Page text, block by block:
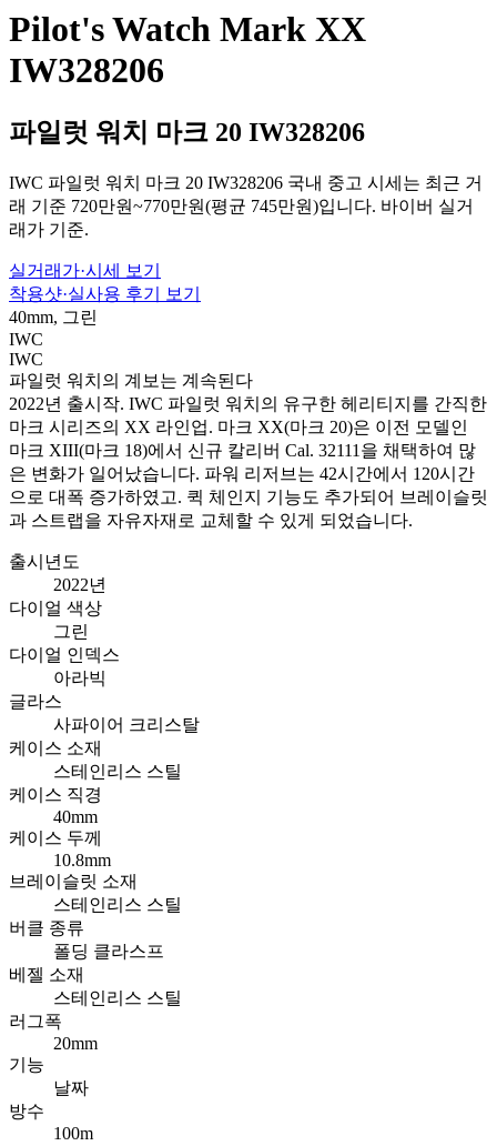
Pilot's Watch Mark XX
IW328206
파일럿 워치 마크 20 IW328206
IWC 파일럿 워치 마크 20 IW328206 국내 중고 시세는 최근 거
래 기준 720만원~770만원(평균 745만원)입니다. 바이버 실거
래가 기준.
실거래가·시세 보기
착용샷·실사용 후기 보기
40mm, 그린
IWC
IWC
파일럿 워치의 계보는 계속된다
2022년 출시작. IWC 파일럿 워치의 유구한 헤리티지를 간직한
마크 시리즈의 XX 라인업. 마크 XX(마크 20)은 이전 모델인
마크 XIII(마크 18)에서 신규 칼리버 Cal. 32111을 채택하여 많
은 변화가 일어났습니다. 파워 리저브는 42시간에서 120시간
으로 대폭 증가하였고. 퀵 체인지 기능도 추가되어 브레이슬릿
과 스트랩을 자유자재로 교체할 수 있게 되었습니다.
출시년도
2022년
다이얼 색상
그린
다이얼 인덱스
아라빅
글라스
사파이어 크리스탈
케이스 소재
스테인리스 스틸
케이스 직경
40mm
케이스 두께
10.8mm
브레이슬릿 소재
스테인리스 스틸
버클 종류
폴딩 클라스프
베젤 소재
스테인리스 스틸
러그폭
20mm
기능
날짜
방수
100m